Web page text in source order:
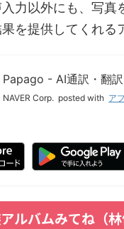
力以外にも、写真
を提供してくれる
Papago - AI通訳・翻訳
NAVER Corp. posted with ア
ルバムみてね（林